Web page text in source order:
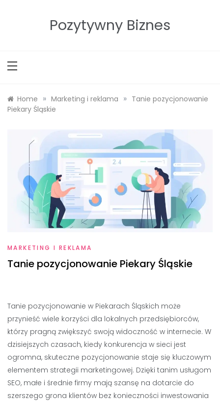
Pozytywny Biznes
Home » Marketing i reklama » Tanie pozycjonowanie
Piekary Śląskie
MARKETING I REKLAMA
Tanie pozycjonowanie Piekary Śląskie
Tanie pozycjonowanie w Piekarach Śląskich może
przynieść wiele korzyści dla lokalnych przedsiębiorców,
którzy pragną zwiększyć swoją widoczność w internecie. W
dzisiejszych czasach, kiedy konkurencja w sieci jest
ogromna, skuteczne pozycjonowanie staje się kluczowym
elementem strategii marketingowej. Dzięki tanim usługom
SEO, małe i średnie firmy mają szansę na dotarcie do
szerszego grona klientów bez konieczności inwestowania